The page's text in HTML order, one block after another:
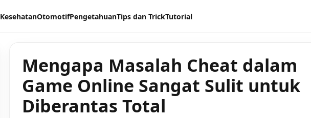
KesehatanOtomotifPengetahuanTips dan TrickTutorial
Mengapa Masalah Cheat dalam
Game Online Sangat Sulit untuk
Diberantas Total